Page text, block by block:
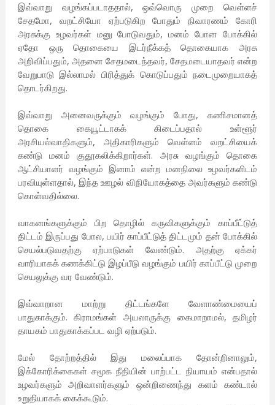
இவ்வாறு வழங்கப்படாததால், ஒவ்வொரு முறை வெள்ளச்
சேதமோ, வறட்சியோ ஏற்படுகிற போதும் நிவாரணம் கோரி
அரசுக்கு உழவர்கள் மனு போடுவதும், மனம் போன போக்கில்
ஏதோ ஒரு தொகையை இடர்நீக்கத் தொகையாக அரசு
அறிவிப்பதும், அதனை சேதமடைந்தவர், சேதமடையாதவர் என்ற
வேறுபாடு இல்லாமல் பிரித்துக் கொடுப்பதும் நடைமுறையாகத்
தொடர்கிறது.
இவ்வாறு அனைவருக்கும் வழங்கும் போது, கணிசமானத்
தொகை கையூட்டாகக் கிடைப்பதால் உள்ளூர்
அரசியல்வாதிகளும், அதிகாரிகளும் வெள்ளம் வறட்சியைக்
கண்டு மனம் குதூகலிக்கிறார்கள். அரசு வழங்கும் தொகை
ஆட்சியாளர் வழங்கும் இனாம் என்ற மனநிலை உழவர்களிடம்
பரவியுள்ளதால், இந்த ஊழல் விநியோகத்தை அவர்களும் கண்டு
கொள்வதில்லை.
வாகனங்களுக்கும் பிற தொழில் கருவிகளுக்கும் காப்பீட்டுத்
திட்டம் இருப்பது போல, பயிர் காப்பீட்டுத் திட்டமும் தன் போக்கில்
செயல்படுவதற்கு ஏற்பாடுகள் வேண்டும். அதற்கு ஏக்கர்
வாரியாகக் கணக்கிட்டு இழப்பீடு வழங்கும் பயிர் காப்பீட்டு முறை
செயலுக்கு வர வேண்டும்.
இவ்வாறான மாற்று திட்டங்களே வேளாண்மையைப்
பாதுகாக்கும். கிராமங்கள் அயலாருக்கு கைமாறாமல், தமிழர்
தாயகம் பாதுகாக்கப்பட வழி ஏற்படும்.
மேல் தோற்றத்தில் இது மலைப்பாக தோன்றினாலும்,
இக்கோரிக்கைகள் சமூக நீதியின் பாற்பட்ட நியாயம் என்பதால்
உழவர்களும் அறிவாளர்களும் ஒன்றிணைந்து களம் கண்டால்
உறுதியாகக் கைக்கூடும்.